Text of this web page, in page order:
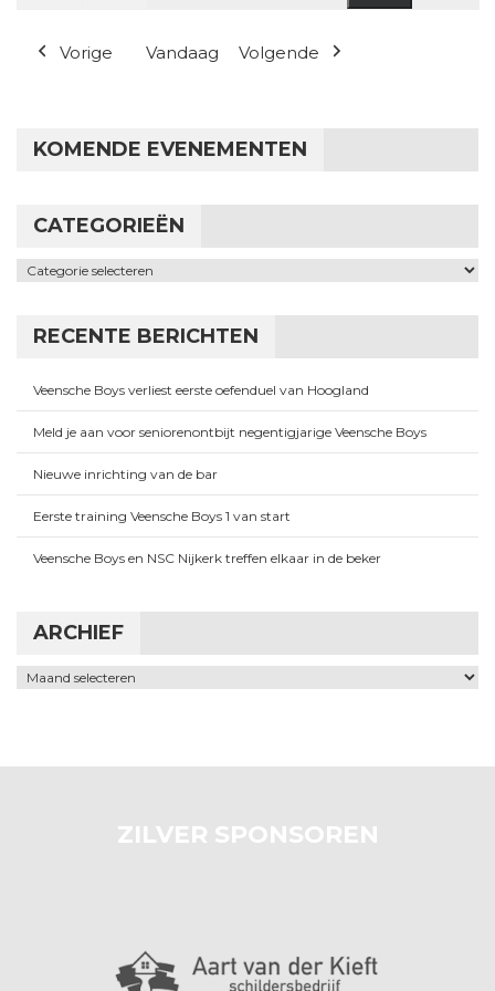
Vorige Vandaag Volgende
KOMENDE EVENEMENTEN
CATEGORIEËN
Categorieën
RECENTE BERICHTEN
Veensche Boys verliest eerste oefenduel van Hoogland
Meld je aan voor seniorenontbijt negentigjarige Veensche Boys
Nieuwe inrichting van de bar
Eerste training Veensche Boys 1 van start
Veensche Boys en NSC Nijkerk treffen elkaar in de beker
ARCHIEF
Archief
ZILVER SPONSOREN